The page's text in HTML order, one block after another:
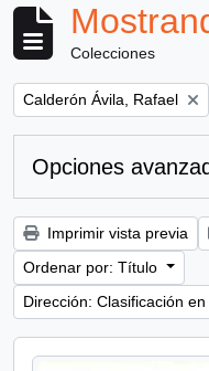
Colecciones
Remove filter:
Calderón Ávila, Rafael
Opciones
Imprimir vista previa
Ordenar por: Título
Dirección: Clasificación